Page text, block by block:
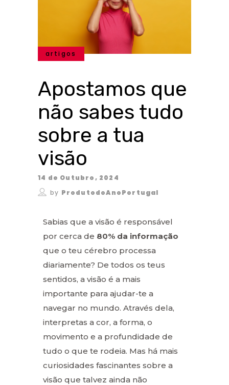
artigos
Apostamos que
não sabes tudo
sobre a tua
visão
14 de Outubro, 2024
by ProdutodoAnoPortugal
Sabias que a visão é responsável
por cerca de 80% da informação
que o teu cérebro processa
diariamente? De todos os teus
sentidos, a visão é a mais
importante para ajudar-te a
navegar no mundo. Através dela,
interpretas a cor, a forma, o
movimento e a profundidade de
tudo o que te rodeia. Mas há mais
curiosidades fascinantes sobre a
visão que talvez ainda não